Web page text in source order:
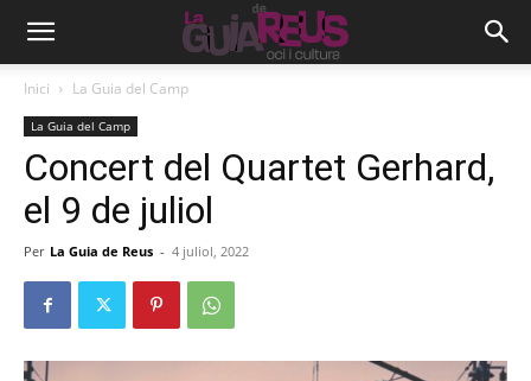
Inici La Guia del Camp
La Guia del Camp
Concert del Quartet Gerhard,
el 9 de juliol
Per La Guia de Reus - 4 juliol, 2022